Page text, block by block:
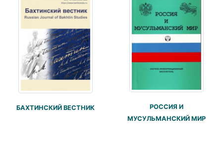
БАХТИНСКИЙ ВЕСТНИК
РОССИЯ И
МУСУЛЬМАНСКИЙ МИР